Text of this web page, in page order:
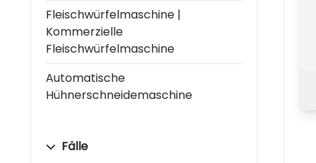
Fleischwürfelmaschine |
Kommerzielle
Fleischwürfelmaschine
Automatische
Hühnerschneidemaschine
Fälle